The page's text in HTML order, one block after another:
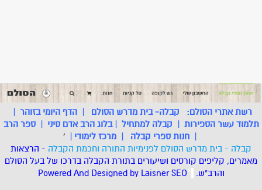
רשת אתרי הסולם: קבלה- בית מדרש הסולם |הדף היומי בזוהר |
תלמוד עשר הספירות | קבלה למתחיל |בלוג הרב אדם סיני |ספר הרב
| חנות ספרי קבלה | מרכז לימודי |
'
קבלה - בית מדרש הסולם לפנימיות התורה וחכמת הקבלה - הרצאות
מאמרים, קליפים קורסים ושיעורים בתורת הקבלה בדרכו של בעל הסולם
והרב"ש. *
Powered And Designed by LaisnerSEO